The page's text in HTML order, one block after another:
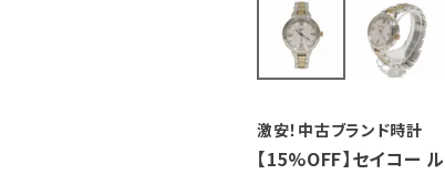
激安！中古ブランド時計
【15%OFF】セイコー